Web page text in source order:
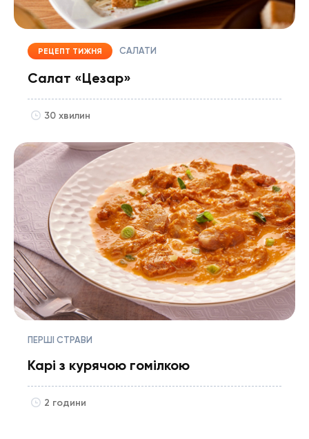
РЕЦЕПТ ТИЖНЯ САЛАТИ
Салат «Цезар»
30 хвилин
ПЕРШІ СТРАВИ
Карі з курячою гомілкою
2 години